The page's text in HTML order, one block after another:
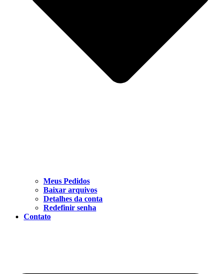
Meus Pedidos
Baixar arquivos
Detalhes da conta
Redefinir senha
Contato